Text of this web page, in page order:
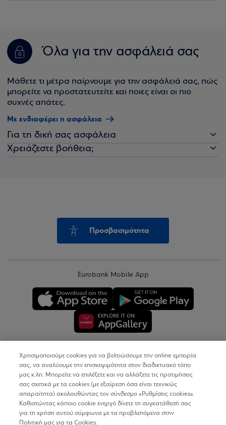
Όλα για την ασφάλειά σας
Μάθετε τι μέτρα παίρνουμε για την ασφάλειά σας, πώς
μπορείτε να προστατευτείτε και ποιες είναι οι πιο
συχνές απάτες.
Με ενδιαφέρει η ασφάλεια
Για τη δική σας ασφάλεια
Χρειάζεστε βοήθεια;
Προσβασιμότητα
Eurobank Mobile App
Copyright © 2026
Όροι Χρήσης
Προσωπικά Δεδομένα στον Διαδικτυακό Τόπο
Χρησιμοποιούμε cookies για να βελτιώσουμε την online εμπειρία
σας, να αναλύουμε την επισκεψιμότητα στον διαδικτυακό τόπο
μας κ.λπ. Μπορείτε να επιλέξετε και να αλλάξετε τις προτιμήσεις
σας σχετικά με τα cookies (με εξαίρεση όσα είναι τεχνικώς
απαραίτητα) ακολουθώντας τον σύνδεσμο «Ρυθμίσεις cookies».
Καθιστώντας κάποιο cookie ενεργό δίνετε τη συγκατάθεσή σας
για τη χρήση αυτού σύμφωνα με τα προβλεπόμενα στην
Πολιτική μας για τα Cookies.